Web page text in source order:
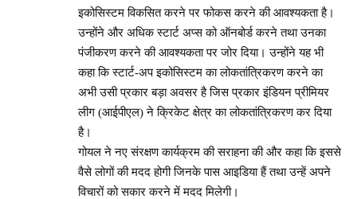
इकोसिस्टम विकसित करने पर फोकस करने की आवश्यकता है।
उन्होंने और अधिक स्टार्ट अप्स को ऑनबोर्ड करने तथा उनका
पंजीकरण करने की आवश्यकता पर जोर दिया। उन्होंने यह भी
कहा कि स्टार्ट-अप इकोसिस्टम का लोकतांत्रिकरण करने का
अभी उसी प्रकार बड़ा अवसर है जिस प्रकार इंडियन प्रीमियर
लीग (आईपीएल) ने क्रिकेट क्षेत्र का लोकतांत्रिकरण कर दिया
है।
गोयल ने नए संरक्षण कार्यक्रम की सराहना की और कहा कि इससे
वैसे लोगों की मदद होगी जिनके पास आइडिया हैं तथा उन्हें अपने
विचारों को सकार करने में मदद मिलेगी।